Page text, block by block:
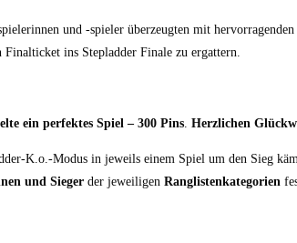
und -spieler überzeugten mit
ins Stepladder Finale zu ergattern.
ein perfektes Spiel – 300 Pins. Herzlichen
K.o.-Modus in jeweils einem Spiel um den Sieg
und Sieger der jeweiligen Ranglistenkategorien